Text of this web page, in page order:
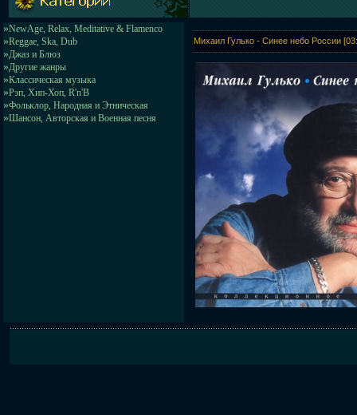
»NewAge, Relax, Meditative & Flamenco
»Reggae, Ska, Dub
»Джаз и Блюз
»Другие жанры
»Классическая музыка
»Рэп, Хип-Хоп, R'n'B
»Фольклор, Народная и Этническая
»Шансон, Авторская и Военная песня
Михаил Гулько - Синее небо России